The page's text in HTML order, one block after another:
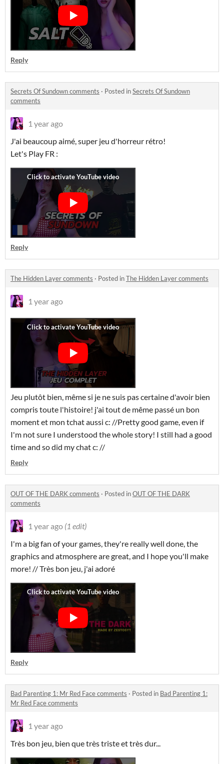
Reply
Secrets Of Sundown comments · Posted inSecrets Of Sundown
comments
1 year ago
J'ai beaucoup aimé, super jeu d'horreur rétro!
Let's Play FR :
Reply
The Hidden Layer comments · Posted inThe Hidden Layer comments
1 year ago
Jeu plutôt bien, même si je ne suis pas certaine d'avoir bien
compris toute l'histoire! j'ai tout de même passé un bon
moment et mon tchat aussi c: //Pretty good game, even if
I'm not sure I understood the whole story! I still had a good
time and so did my chat c: //
Reply
OUT OF THE DARK comments · Posted inOUT OF THE DARK
comments
1 year ago (1 edit)
I'm a big fan of your games, they're really well done, the
graphics and atmosphere are great, and I hope you'll make
more! // Très bon jeu, j'ai adoré
Reply
Bad Parenting 1: Mr Red Face comments · Posted in Bad Parenting 1:
Mr Red Face comments
1 year ago
Très bon jeu, bien que très triste et très dur...